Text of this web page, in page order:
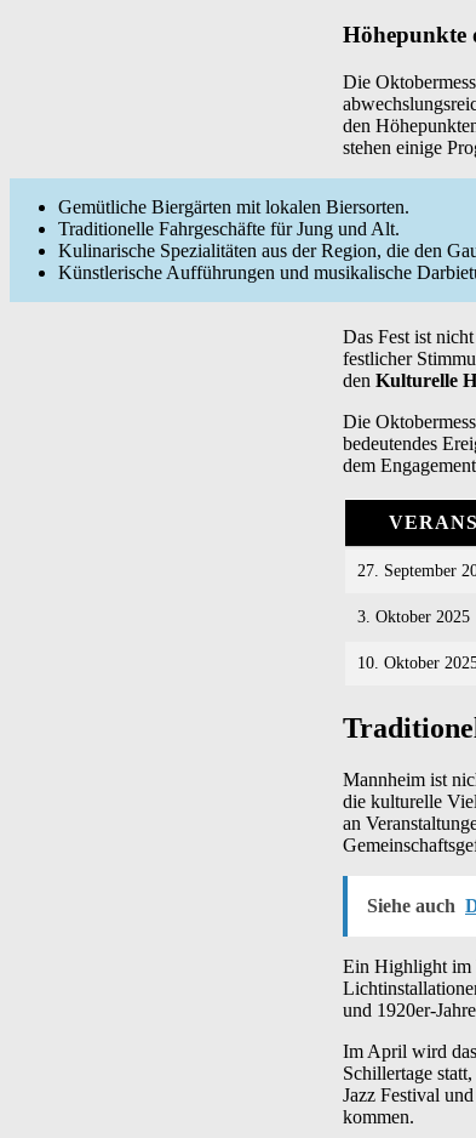
Höhepunkte
Die
den
stehen einige
Gemütliche Biergärten mit lokalen Biersorten.
Traditionelle Fahrgeschäfte für Jung und Alt.
Kulinarische Spezialitäten aus der Region, die den
Künstlerische Aufführungen und musikalische
Das Fest ist
festlicher
den Kulturelle
Die
bedeutendes
dem
27. September
3. Oktober 2025
10. Oktober
Mannheim ist
die kulturelle
an
Siehe auch
Ein Highlight im
und 1920er-
Im April wird
Schillertage
Jazz Festival
kommen.